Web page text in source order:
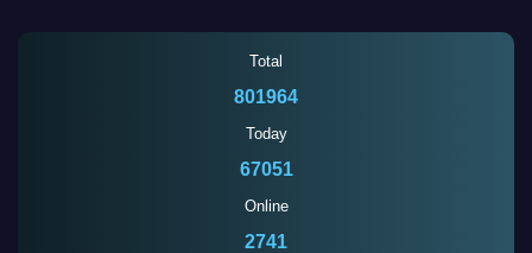
Total
801964
Today
67051
Online
2741